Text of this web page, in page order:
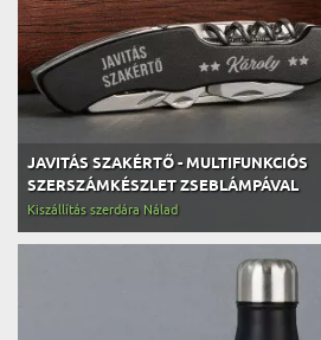
JAVITÁS SZAKÉRTŐ - MULTIFUNKCIÓS
SZERSZÁMKÉSZLET ZSEBLÁMPÁVAL
Kiszállítás szerdára Nálad